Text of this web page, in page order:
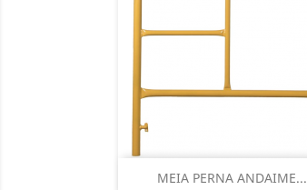
MEIA PERNA ANDAIME...
Vista rápida